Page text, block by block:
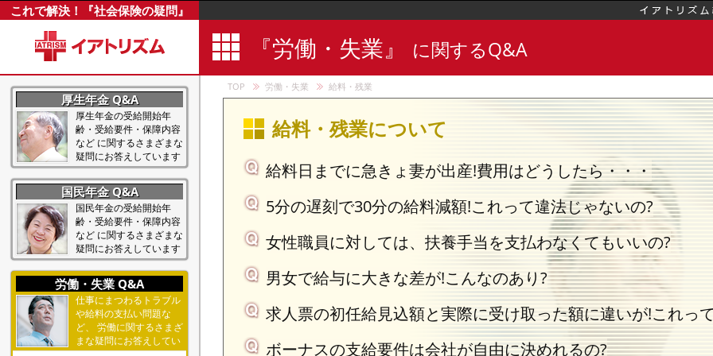
これで解決！『社会保険の疑問』
『労働・失業』 に関するQ&A
TOP 労働・失業 給料・残業
給料・残業について
給料日までに急きょ妻が出産!費用はどうしたら・・・
5分の遅刻で30分の給料減額!これって違法じゃないの?
女性職員に対しては、扶養手当を支払わなくてもいいの?
男女で給与に大きな差が!こんなのあり?
求人票の初任給見込額と実際に受け取った額に違いが!これっ
ボーナスの支給要件は会社が自由に決めれるの?
厚生年金 Q&A
厚生年金の受給開始年
齢・受給要件・保障内容
など に関するさまざまな
疑問にお答えしています
高齢者
病気・ケガ
死亡・遺族
その他
国民年金 Q&A
国民年金の受給開始年
齢・受給要件・保障内容
など に関するさまざまな
疑問にお答えしています
高齢者
病気・ケガ
死亡・遺族
その他
労働・失業 Q&A
仕事にまつわるトラブル
や給料の支払い問題な
ど、 労働に関するさまざ
まな疑問にお答えしてい